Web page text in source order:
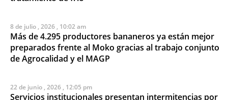
8 de julio , 2026 , 10:02 am
Más de 4.295 productores bananeros ya están mejor
preparados frente al Moko gracias al trabajo conjunto
de Agrocalidad y el MAGP
22 de junio , 2026 , 12:05 pm
Servicios institucionales presentan intermitencias por